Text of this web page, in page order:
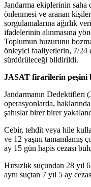
Jandarma ekiplerinin saha
önlenmesi ve aranan
sorgulamalarına ağırlık
ifadelerinin alınmasına
Toplumun huzurunu
önleyici faaliyetlerin, 7/24
sürdürüleceği bildirildi.
JASAT firarilerin peşini
Jandarmanın Dedektifleri
operasyonlarda,
şahıslar birer birer
Cebir, tehdit veya hile
ve 12 yaşını tamamlamış
ay 15 gün hapis cezası
Hırsızlık suçundan 28 yıl
aynı suçtan 7 yıl 5 ay